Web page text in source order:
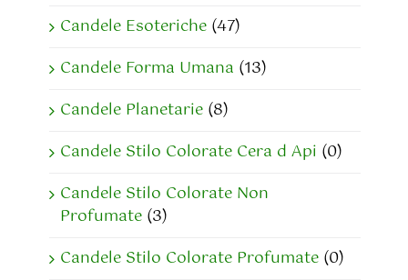
Candele Esoteriche (47)
Candele Forma Umana (13)
Candele Planetarie (8)
Candele Stilo Colorate Cera d Api (0)
Candele Stilo Colorate Non
Profumate (3)
Candele Stilo Colorate Profumate (0)